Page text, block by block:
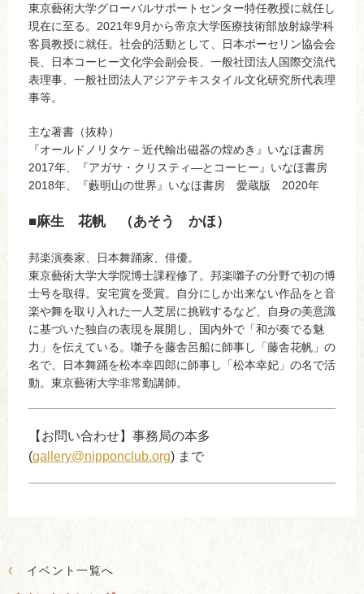
東京藝術大学グローバルサポートセンター特任教授に就任し
現在に至る。2021年9月から帝京大学医療技術部放射線学科
客員教授に就任。社会的活動として、日本ポーセリン協会会
長、日本コーヒー文化学会副会長、一般社団法人国際交流代
表理事、一般社団法人アジアテキスタイル文化研究所代表理
事等。
主な著書（抜粋）
『オールドノリタケ－近代輸出磁器の煌めき』いなほ書房
2017年、『アガサ・クリスティ―とコーヒー』いなほ書房
2018年、『藪明山の世界』いなほ書房 愛蔵版 2020年
■麻生 花帆 （あそう かほ）
邦楽演奏家、日本舞踊家、俳優。
東京藝術大学大学院博士課程修了。邦楽囃子の分野で初の博
士号を取得。安宅賞を受賞。自分にしか出来ない作品をと音
楽や舞を取り入れた一人芝居に挑戦するなど、自身の美意識
に基づいた独自の表現を展開し、国内外で「和が奏でる魅
力」を伝えている。囃子を藤舎呂船に師事し「藤舎花帆」の
名で、日本舞踊を松本幸四郎に師事し「松本幸妃」の名で活
動。東京藝術大学非常勤講師。
【お問い合わせ】事務局の本多
(gallery@nipponclub.org) まで
‹ イベント一覧へ